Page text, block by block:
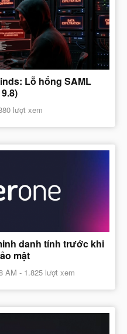
Lỗ hổng SAML
lượt xem
danh tính trước khi
mật
AM - 1.825 lượt xem